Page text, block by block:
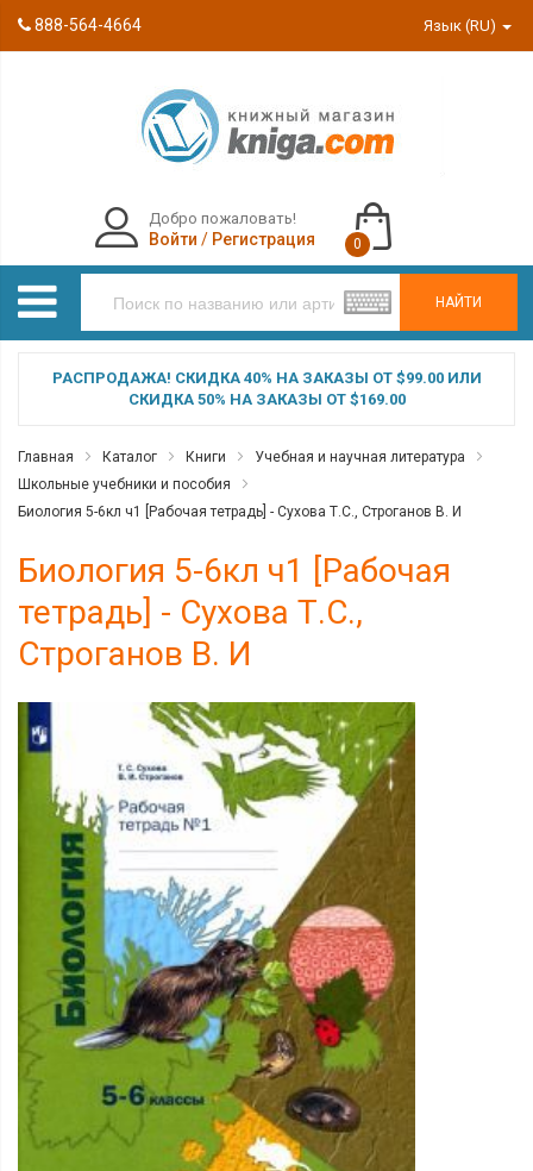
888-564-4664 Язык (RU)
НАЙТИ
Добро пожаловать!
Войти / Регистрация 0
РАСПРОДАЖА! СКИДКА 40% НА ЗАКАЗЫ ОТ $99.00 ИЛИ
СКИДКА 50% НА ЗАКАЗЫ ОТ $169.00
Главная Каталог Книги
Учебная и научная литература
Школьные учебники и пособия
Биология 5-6кл ч1 [Рабочая тетрадь] - Сухова Т.С., Строганов В. И
Биология 5-6кл ч1 [Рабочая
тетрадь] - Сухова Т.С.,
Строганов В. И